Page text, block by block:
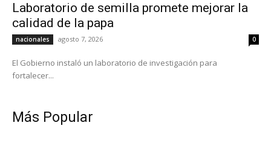
Laboratorio de semilla promete mejorar la
calidad de la papa
nacionales agosto 7, 2026 0
El Gobierno instaló un laboratorio de investigación para
fortalecer...
Más Popular